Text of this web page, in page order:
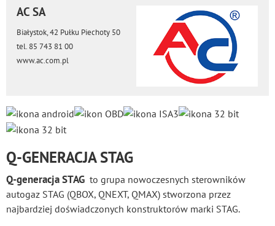
AC SA
Białystok, 42 Pułku Piechoty 50
tel. 85 743 81 00
www.ac.com.pl
Q-GENERACJA STAG
Q-generacja STAG to grupa nowoczesnych sterowników
autogaz STAG (QBOX, QNEXT, QMAX) stworzona przez
najbardziej doświadczonych konstruktorów marki STAG.